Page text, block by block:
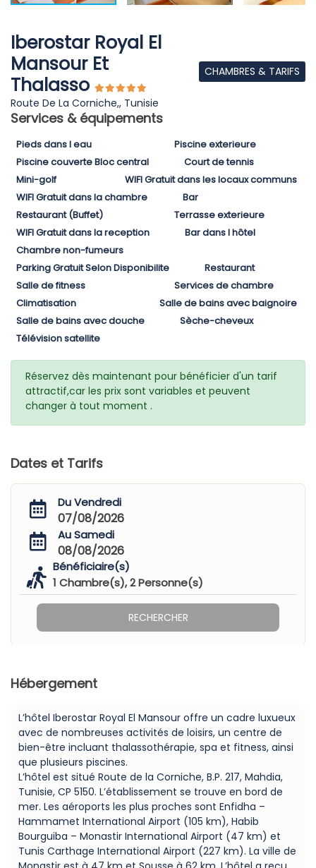
Iberostar Royal El
Mansour Et
Thalasso
Route De La Corniche,, Tunisie
CHAMBRES & TARIFS
Services & équipements
Pieds dans l eau
Piscine exterieure
Piscine couverte Bloc central
Court de tennis
Mini-golf
WIFI Gratuit dans les locaux communs
WIFI Gratuit dans la chambre
Bar
Restaurant (Buffet)
Terrasse exterieure
WIFI Gratuit dans la reception
Bar dans l hôtel
Chambre non-fumeurs
Parking Gratuit Selon Disponibilite
Restaurant
Salle de fitness
Services de chambre
Climatisation
Salle de bains avec baignoire
Salle de bains avec douche
Sèche-cheveux
Télévision satellite
Réservez dès maintenant pour bénéficier d'un tarif
attractif,car les prix sont variables et peuvent
changer à tout moment .
Dates et Tarifs
Du Vendredi
07/08/2026
Au Samedi
08/08/2026
Bénéficiaire(s)
1 Chambre(s),2Personne(s)
RECHERCHER
Hébergement
L’hôtel Iberostar Royal El Mansour offre un cadre luxueux
avec de nombreuses activités de loisirs, un centre de
bien-être incluant thalassothérapie, spa et fitness, ainsi
que plusieurs piscines.
L’hôtel est situé Route de la Corniche, B.P. 217, Mahdia,
Tunisie, CP 5150. L’établissement se trouve en bord de
mer. Les aéroports les plus proches sont Enfidha –
Hammamet International Airport (105 km), Habib
Bourguiba – Monastir International Airport (47 km) et
Tunis Carthage International Airport (227 km). La ville de